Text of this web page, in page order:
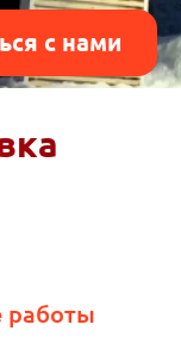
с нами
работы